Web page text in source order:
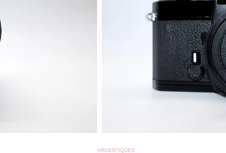
ARGENTIQUES